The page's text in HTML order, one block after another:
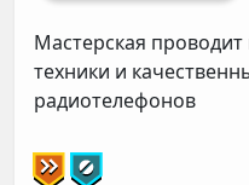
Мастерская
техники и
радиотелефонов